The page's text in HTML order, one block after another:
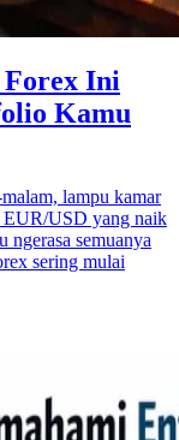
Ini
Kamu
lampu kamar
EUR/USD yang naik
ngerasa semuanya
sering mulai